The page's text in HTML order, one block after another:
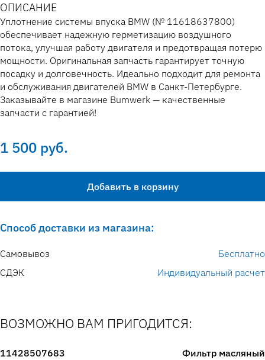
ОПИСАНИЕ
Уплотнение системы впуска BMW (№ 11618637800)
обеспечивает надежную герметизацию воздушного
потока, улучшая работу двигателя и предотвращая потерю
мощности. Оригинальная запчасть гарантирует точную
посадку и долговечность. Идеально подходит для ремонта
и обслуживания двигателей BMW в Санкт-Петербурге.
Заказывайте в магазине Bumwerk — качественные
запчасти с гарантией!
1 500 руб.
Добавить в корзину
Способ доставки из магазина:
Самовывоз
Бесплатно
СДЭК
Индивидуальный расчет
ВОЗМОЖНО ВАМ ПРИГОДИТСЯ:
11428507683
Фильтр масляный